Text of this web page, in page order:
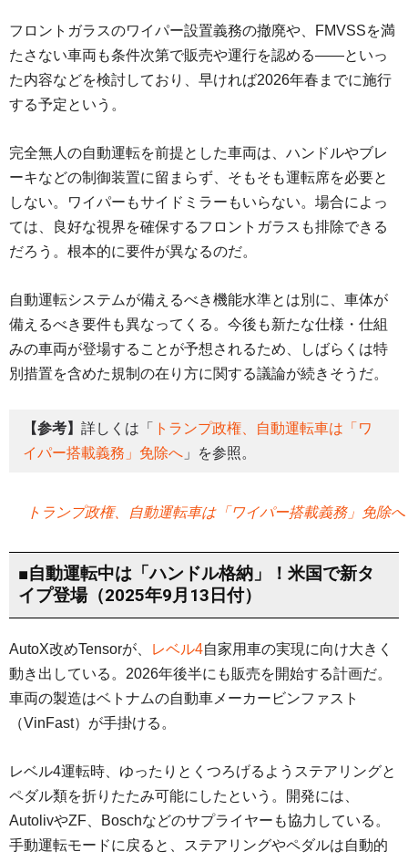
フロントガラスのワイパー設置義務の撤廃や、FMVSSを満
たさない車両も条件次第で販売や運行を認める――といっ
た内容などを検討しており、早ければ2026年春までに施行
する予定という。
完全無人の自動運転を前提とした車両は、ハンドルやブレ
ーキなどの制御装置に留まらず、そもそも運転席を必要と
しない。ワイパーもサイドミラーもいらない。場合によっ
ては、良好な視界を確保するフロントガラスも排除できる
だろう。根本的に要件が異なるのだ。
自動運転システムが備えるべき機能水準とは別に、車体が
備えるべき要件も異なってくる。今後も新たな仕様・仕組
みの車両が登場することが予想されるため、しばらくは特
別措置を含めた規制の在り方に関する議論が続きそうだ。
【参考】 詳しくは「
トランプ政権、自動運転車は「ワ
イパー搭載義務」免除へ 」を参照。
トランプ政権、自動運転車は「ワイパー搭載義務」免除へ
■自動運転中は「ハンドル格納」！米国で新タ
イプ登場（2025年9月13日付）
AutoX改めTensorが、 レベル4自家用車の実現に向け大きく
動き出している。2026年後半にも販売を開始する計画だ。
車両の製造はベトナムの自動車メーカービンファスト
（VinFast）が手掛ける。
レベル4運転時、ゆったりとくつろげるようステアリングと
ペダル類を折りたたみ可能にしたという。開発には、
AutolivやZF、Boschなどのサプライヤーも協力している。
手動運転モードに戻ると、ステアリングやペダルは自動的